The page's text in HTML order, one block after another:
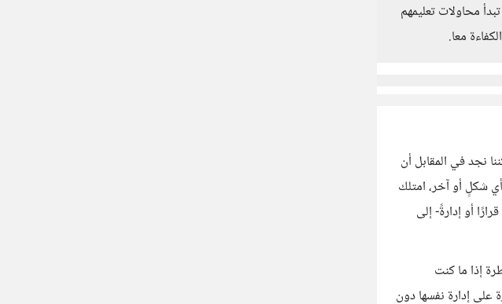
محاولات تعليمهم
معا.
نجد في المقابل أن
شكلٍ أو آخر، امتلك
أو إدارةً- إلى
إذا ما كنت
على إدارة نفسها دون